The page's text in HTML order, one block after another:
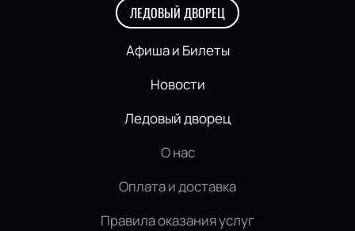
ЛЕДОВЫЙ ДВОРЕЦ
Афиша и Билеты
Новости
Ледовый дворец
О нас
Оплата и доставка
Правила оказания услуг